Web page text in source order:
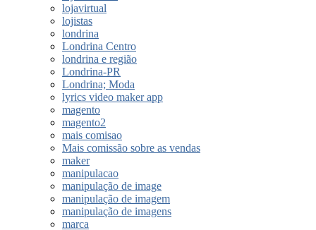
lojavirtual
lojistas
londrina
Londrina Centro
londrina e região
Londrina-PR
Londrina; Moda
lyrics video maker app
magento
magento2
mais comisao
Mais comissão sobre as vendas
maker
manipulacao
manipulação de image
manipulação de imagem
manipulação de imagens
marca